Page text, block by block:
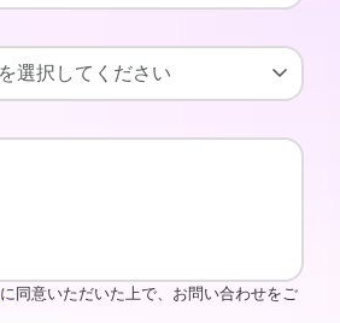
に同意いただいた上で、お問い合わせをご